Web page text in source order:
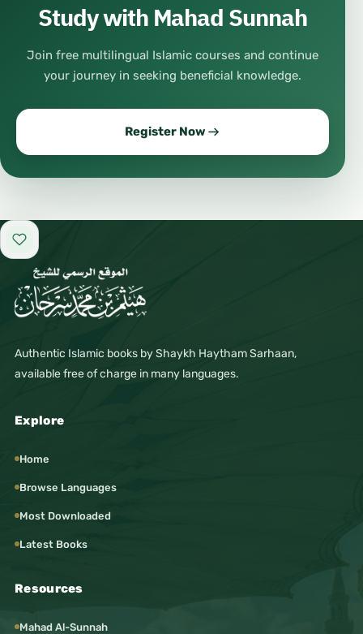
Study with Mahad Sunnah
Join free multilingual Islamic courses and continue
your journey in seeking beneficial knowledge.
Register Now
Add to favorites
Authentic Islamic books by Shaykh Haytham Sarhaan,
available free of charge in many languages.
Explore
Home
Browse Languages
Most Downloaded
Latest Books
Resources
Mahad Al-Sunnah